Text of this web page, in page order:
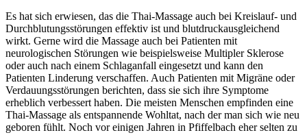
Es hat sich erwiesen, das die Thai-Massage auch bei Kreislauf- und
Durchblutungsstörungen effektiv ist und blutdruckausgleichend
wirkt. Gerne wird die Massage auch bei Patienten mit
neurologischen Störungen wie beispielsweise Multipler Sklerose
oder auch nach einem Schlaganfall eingesetzt und kann den
Patienten Linderung verschaffen. Auch Patienten mit Migräne oder
Verdauungsstörungen berichten, dass sie sich ihre Symptome
erheblich verbessert haben. Die meisten Menschen empfinden eine
Thai-Massage als entspannende Wohltat, nach der man sich wie neu
geboren fühlt. Noch vor einigen Jahren in Pfiffelbach eher selten zu